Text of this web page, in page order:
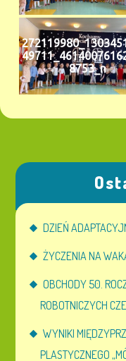
8753_n
DZIEŃ
ŻYCZENIA NA
OBCHODY 50.
ROBOTNICZYCH
WYNIKI
PLASTYCZNEGO